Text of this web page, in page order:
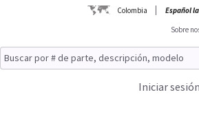
Colombia Español
Sobre
Iniciar sesión